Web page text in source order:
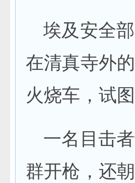
埃及安全
在清真寺外
火烧车，试
一名目击
群开枪，还